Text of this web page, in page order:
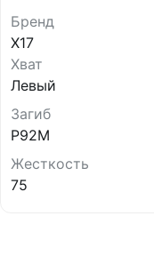
Бренд
X17
Хват
Левый
Загиб
P92M
Жесткость
75